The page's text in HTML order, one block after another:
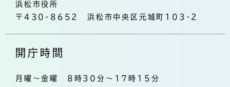
浜松市役所
〒430-8652 浜松市中央区元城町103-2
開庁時間
月曜～金曜 8時30分～17時15分